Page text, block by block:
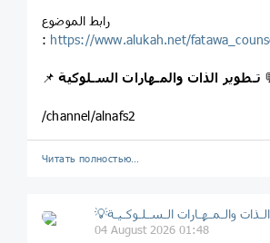
رابط الموضوع
: https://www.alukah.net/fatawa_counsels/0/
📌تـطوير الذات والمـهارات السـلوكية
/channel/alnafs2
Читать полностью…
04 August 2026 01:48